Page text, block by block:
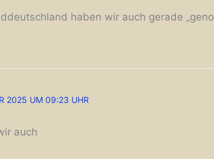
haben wir auch gerade
2025 UM 09:23 UHR
auch